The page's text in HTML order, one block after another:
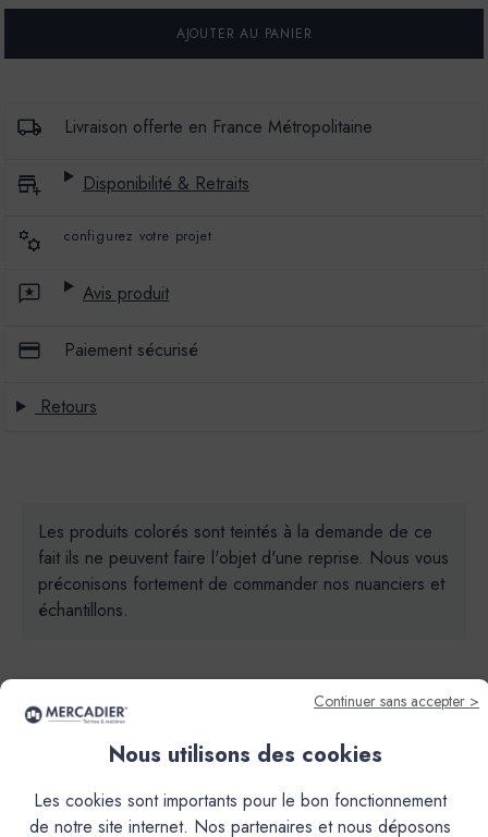
POUR
PEINTURE
LA
MAT
PROFOND
STAR
POUR
PEINTURE
LA
MAT
PROFOND
Livraison offerte en France Métropolitaine
Disponibilité & Retraits
configurez votre projet
Avis produit
Paiement sécurisé
Retours
Les produits colorés sont teintés à la demande de ce
fait ils ne peuvent faire l'objet d'une reprise. Nous vous
préconisons fortement de commander nos nuanciers et
échantillons.
Continuer sans accepter >
Nous utilisons des cookies
Les cookies sont importants pour le bon fonctionnement
de notre site internet. Nos partenaires et nous déposons